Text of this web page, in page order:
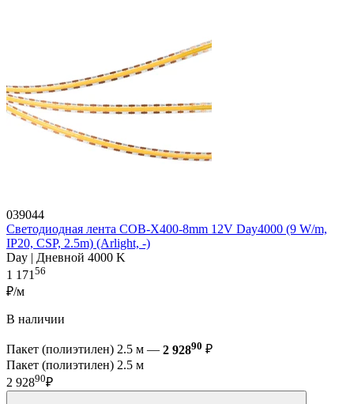
039044
Светодиодная лента COB-X400-8mm 12V Day4000 (9 W/m,
IP20, CSP, 2.5m) (Arlight, -)
Day | Дневной 4000 K
1 17156
₽/м
В наличии
Пакет (полиэтилен) 2.5 м — 2 92890 ₽
Пакет (полиэтилен) 2.5 м
2 92890₽